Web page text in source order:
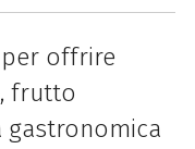
offrire
frutto
gastronomica